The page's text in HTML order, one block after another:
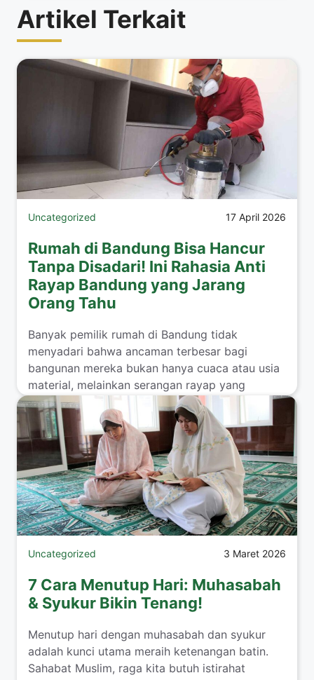
Artikel Terkait
Uncategorized 17 April 2026
Rumah di Bandung Bisa Hancur
Tanpa Disadari! Ini Rahasia Anti
Rayap Bandung yang Jarang
Orang Tahu
Banyak pemilik rumah di Bandung tidak
menyadari bahwa ancaman terbesar bagi
bangunan mereka bukan hanya cuaca atau usia
material, melainkan serangan rayap yang
bekerja ...
Uncategorized 3 Maret 2026
7 Cara Menutup Hari: Muhasabah
& Syukur Bikin Tenang!
Menutup hari dengan muhasabah dan syukur
adalah kunci utama meraih ketenangan batin.
Sahabat Muslim, raga kita butuh istirahat